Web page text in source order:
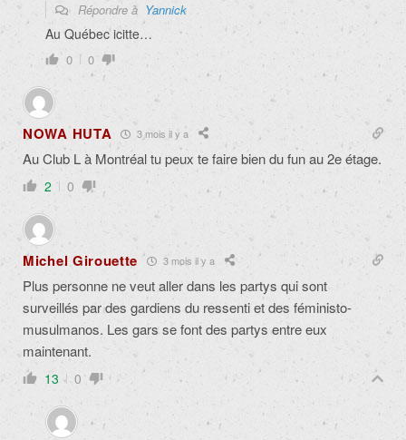
Répondre à Yannick
Au Québec icitte…
0 0
NOWA HUTA 3 mois il y a
Au Club L à Montréal tu peux te faire bien du fun au 2e étage.
2 0
Michel Girouette 3 mois il y a
Plus personne ne veut aller dans les partys qui sont
surveillés par des gardiens du ressenti et des féministo-
musulmanos. Les gars se font des partys entre eux
maintenant.
13 0